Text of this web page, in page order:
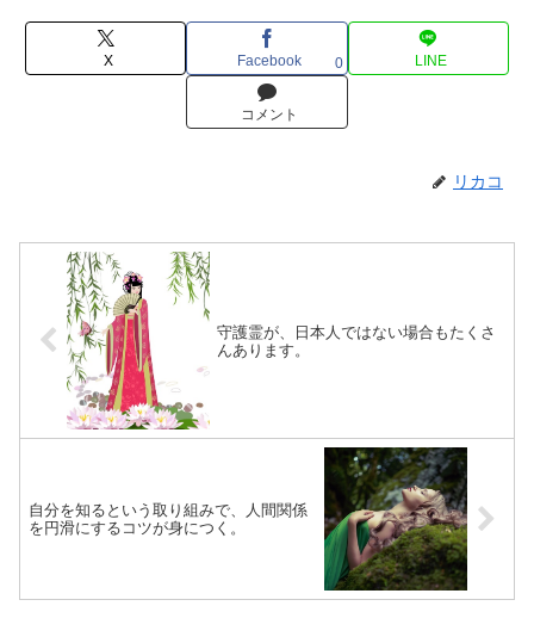
X Facebook 0 LINE
コメント
リカコ
守護霊が、日本人ではない場合もたくさ
んあります。
自分を知るという取り組みで、人間関係
を円滑にするコツが身につく。